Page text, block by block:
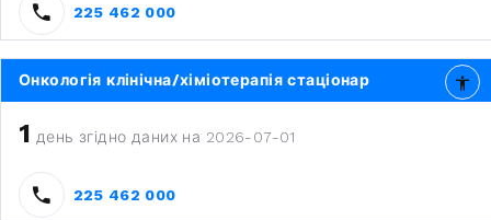
225 462 000
Онкологія клінічна/хіміотерапія стаціонар
1 день згідно даних на 2026-07-01
225 462 000